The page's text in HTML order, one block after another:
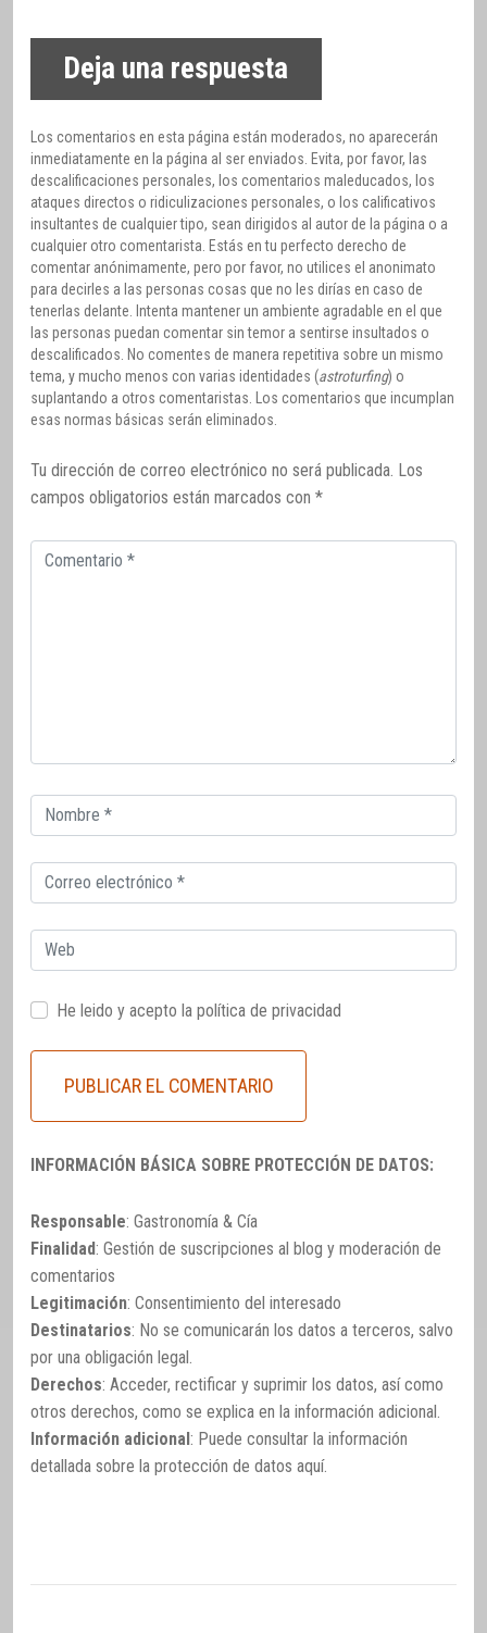
Deja una respuesta
Los comentarios en esta página están moderados, no aparecerán
inmediatamente en la página al ser enviados. Evita, por favor, las
descalificaciones personales, los comentarios maleducados, los
ataques directos o ridiculizaciones personales, o los calificativos
insultantes de cualquier tipo, sean dirigidos al autor de la página o a
cualquier otro comentarista. Estás en tu perfecto derecho de
comentar anónimamente, pero por favor, no utilices el anonimato
para decirles a las personas cosas que no les dirías en caso de
tenerlas delante. Intenta mantener un ambiente agradable en el que
las personas puedan comentar sin temor a sentirse insultados o
descalificados. No comentes de manera repetitiva sobre un mismo
tema, y mucho menos con varias identidades (astroturfing) o
suplantando a otros comentaristas. Los comentarios que incumplan
esas normas básicas serán eliminados.
Tu dirección de correo electrónico no será publicada. Los
campos obligatorios están marcados con *
Comentario
Correo
electrónico
Correo
electrónico
Web
He leido y acepto la política de privacidad
INFORMACIÓN BÁSICA SOBRE PROTECCIÓN DE DATOS:
Responsable: Gastronomía & Cía
Finalidad: Gestión de suscripciones al blog y moderación de
comentarios
Legitimación: Consentimiento del interesado
Destinatarios: No se comunicarán los datos a terceros, salvo
por una obligación legal.
Derechos: Acceder, rectificar y suprimir los datos, así como
otros derechos, como se explica en la información adicional.
Información adicional : Puede consultar la información
detallada sobre la protección de datos aquí.